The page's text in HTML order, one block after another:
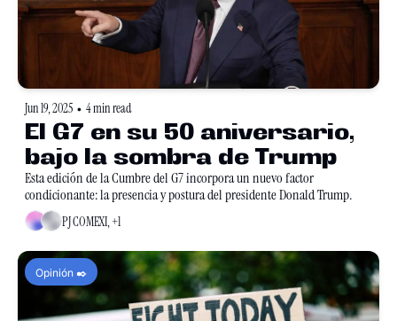
Jun 19, 2025 • 4 min read
El G7 en su 50 aniversario,
bajo la sombra de Trump
Esta edición de la Cumbre del G7 incorpora un nuevo factor
condicionante: la presencia y postura del presidente Donald Trump.
PJ COMEXI, +1
Opinión ✒️